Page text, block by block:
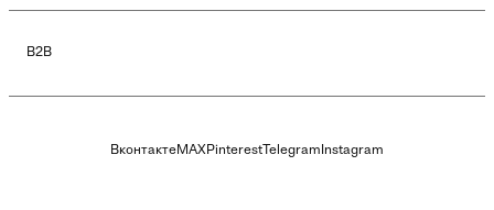
B2B
ВконтактеMAXPinterest Telegram Instagram